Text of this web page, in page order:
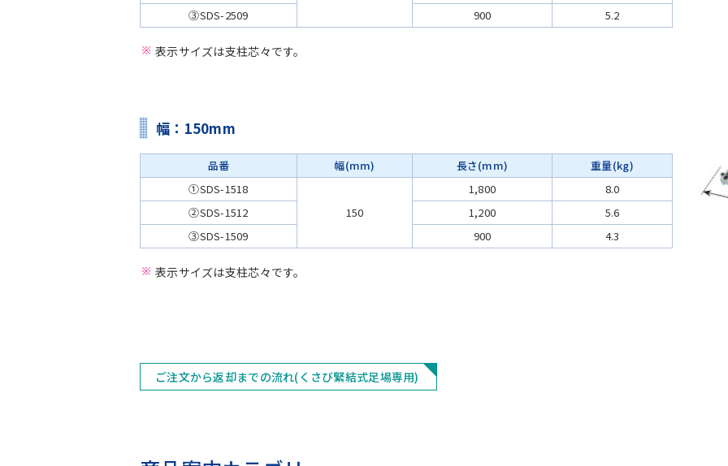
③SDS-2509
900 5.2
表示サイズは支柱芯々です。
幅：150mm
品番 幅(mm) 長さ(mm)
重量(kg)
①SDS-1518
150
1,800
8.0
②SDS-1512
1,200
5.6
③SDS-1509
900 4.3
表示サイズは支柱芯々です。
ご注文から返却までの流れ(くさび緊結式足場専用)